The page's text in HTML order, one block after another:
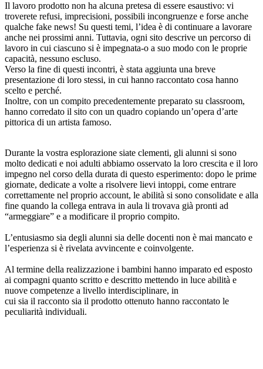
Il lavoro prodotto non ha alcuna pretesa di essere esaustivo: vi
troverete refusi, imprecisioni, possibili incongruenze e forse anche
qualche fake news! Su questi temi, l’idea è di continuare a lavorare
anche nei prossimi anni. Tuttavia, ogni sito descrive un percorso di
lavoro in cui ciascuno si è impegnata-o a suo modo con le proprie
capacità, nessuno escluso.
Verso la fine di questi incontri, è stata aggiunta una breve
presentazione di loro stessi, in cui hanno raccontato cosa hanno
scelto e perché.
Inoltre, con un compito precedentemente preparato su classroom,
hanno corredato il sito con un quadro copiando un’opera d’arte
pittorica di un artista famoso.
Durante la vostra esplorazione siate clementi, gli alunni si sono
molto dedicati e noi adulti abbiamo osservato la loro crescita e il loro
impegno nel corso della durata di questo esperimento: dopo le prime
giornate, dedicate a volte a risolvere lievi intoppi, come entrare
correttamente nel proprio account, le abilità si sono consolidate e alla
fine quando la collega entrava in aula li trovava già pronti ad
“armeggiare” e a modificare il proprio compito.
L’entusiasmo sia degli alunni sia delle docenti non è mai mancato e
l’esperienza si è rivelata avvincente e coinvolgente.
Al termine della realizzazione i bambini hanno imparato ed esposto
ai compagni quanto scritto e descritto mettendo in luce abilità e
nuove competenze a livello interdisciplinare, in
cui sia il racconto sia il prodotto ottenuto hanno raccontato le
peculiarità individuali.